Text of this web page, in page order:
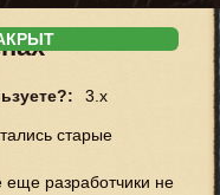
3.x
старые
еще разработчики не